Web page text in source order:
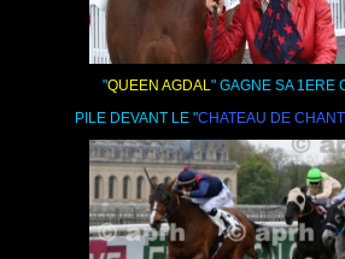
"QUEEN AGDAL" GAGNE SA 1ERE
PILE DEVANT LE "CHATEAU DE